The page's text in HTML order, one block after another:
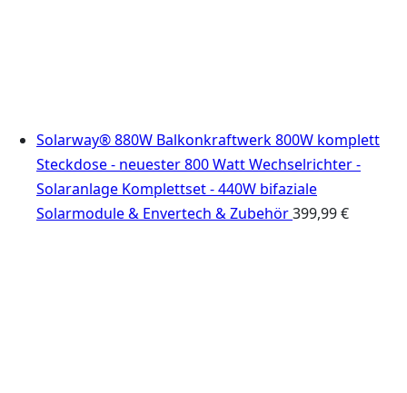
Solarway® 880W Balkonkraftwerk 800W komplett
Steckdose - neuester 800 Watt Wechselrichter -
Solaranlage Komplettset - 440W bifaziale
Solarmodule & Envertech & Zubehör399,99€